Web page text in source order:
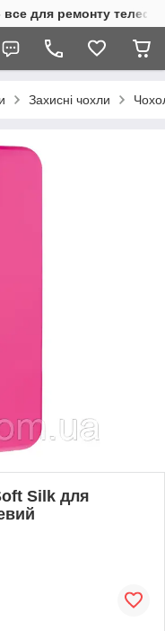
для ремонту
Захисні чохли
Silk для